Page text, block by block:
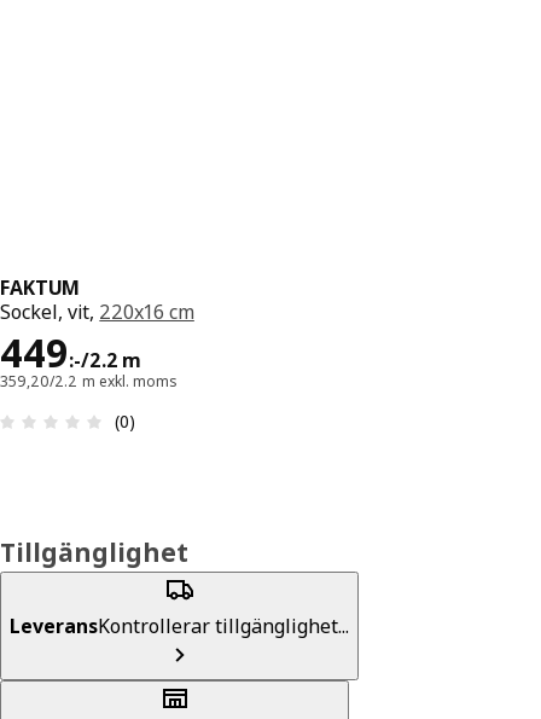
FAKTUM
Sockel, vit, 220x16 cm
449:-/2.2 m
Pris 449:-/2.2 m
359,20/2.2 m exkl. moms
Recension: 0 utav 5 stjärnor. Totalt antal
(0)
Tillgänglighet
LeveransKontrollerar tillgänglighet...